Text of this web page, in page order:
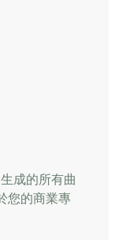
成的所有曲
您的商業專